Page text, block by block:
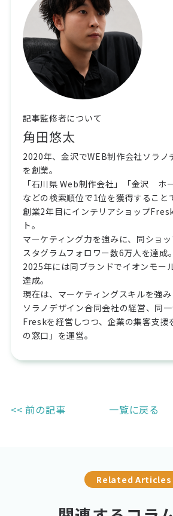
記事監修者について
角田悠太
2020年、金沢でWEB制作会社ソラノ
を創業。
「石川県 Web制作会社」「金沢　ホ
などの検索順位で1位を獲得すること
創業2年目にインテリアショップ
ト。
マーケティング力を強みに、同ショ
スタグラムフォロワー数6万人を達成。
2025年には同ブランドでイオンモー
達成。
現在は、マーケティングスキルを強
ソラノデザイン合同会社の経営、同
Freskを経営しつつ、企業の集客支援
の窓口」を運営。
<< 前の記事 一覧に戻る
Related Articles